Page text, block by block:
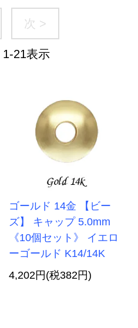
次 >
1-21表示
ゴールド 14金 【ビー
ズ】 キャップ 5.0mm
《10個セット》 イエロ
ーゴールド K14/14K
4,202円(税382円)